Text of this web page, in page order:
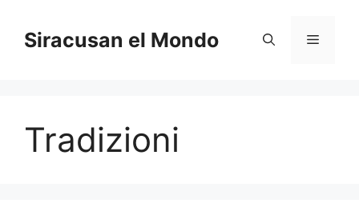
contentSiracusan el Mondo Menu
Tradizioni